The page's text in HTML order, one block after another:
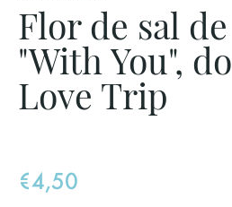
Flor de sal
"With You",
Love Trip
€4,50